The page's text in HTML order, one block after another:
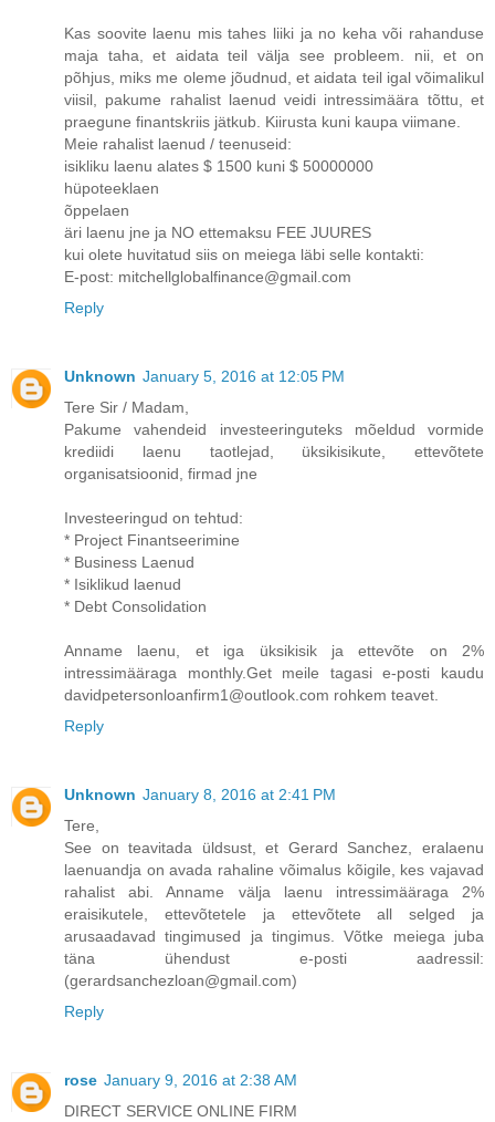
Kas soovite laenu mis tahes liiki ja no keha või rahanduse
maja taha, et aidata teil välja see probleem. nii, et on
põhjus, miks me oleme jõudnud, et aidata teil igal võimalikul
viisil, pakume rahalist laenud veidi intressimäära tõttu, et
praegune finantskriis jätkub. Kiirusta kuni kaupa viimane.
Meie rahalist laenud / teenuseid:
isikliku laenu alates $ 1500 kuni $ 50000000
hüpoteeklaen
õppelaen
äri laenu jne ja NO ettemaksu FEE JUURES
kui olete huvitatud siis on meiega läbi selle kontakti:
E-post: mitchellglobalfinance@gmail.com
Reply
Unknown January 5, 2016 at 12:05 PM
Tere Sir / Madam,
Pakume vahendeid investeeringuteks mõeldud vormide
krediidi laenu taotlejad, üksikisikute, ettevõtete
organisatsioonid, firmad jne
Investeeringud on tehtud:
* Project Finantseerimine
* Business Laenud
* Isiklikud laenud
* Debt Consolidation
Anname laenu, et iga üksikisik ja ettevõte on 2%
intressimääraga monthly.Get meile tagasi e-posti kaudu
davidpetersonloanfirm1@outlook.com rohkem teavet.
Reply
Unknown January 8, 2016 at 2:41 PM
Tere,
See on teavitada üldsust, et Gerard Sanchez, eralaenu
laenuandja on avada rahaline võimalus kõigile, kes vajavad
rahalist abi. Anname välja laenu intressimääraga 2%
eraisikutele, ettevõtetele ja ettevõtete all selged ja
arusaadavad tingimused ja tingimus. Võtke meiega juba
täna ühendust e-posti aadressil:
(gerardsanchezloan@gmail.com)
Reply
rose January 9, 2016 at 2:38 AM
DIRECT SERVICE ONLINE FIRM